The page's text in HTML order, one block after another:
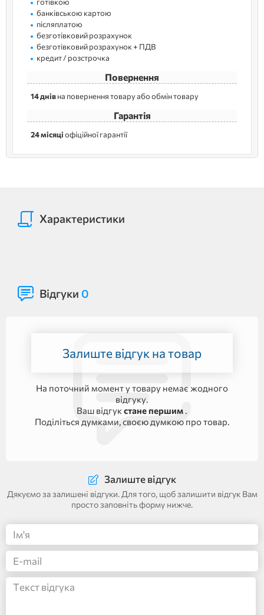
банківською картою
післяплатою
безготівковий розрахунок
безготівковий розрахунок + ПДВ
кредит / розстрочка
Повернення
14 днівна повернення товару або обмін товару
Гарантія
24 місяціофіційної гарантії
Характеристики
Відгуки 0
Залиште відгук на товар
На поточний момент у товару немає жодного
відгуку.
Ваш відгук стане першим .
Поділіться думками, своєю думкою про товар.
Залиште відгук
Дякуємо за залишені відгуки. Для того, щоб залишити відгук Вам
просто заповніть форму нижче.